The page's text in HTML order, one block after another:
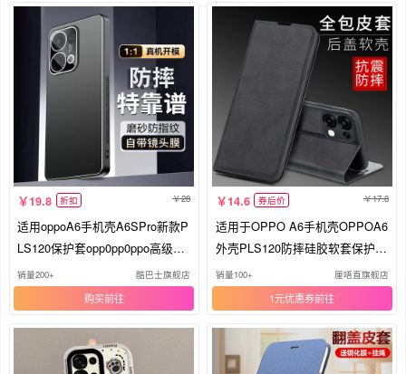
19.8 折扣 28
适用oppoA6手机壳A6SPro新款P
LS120保护套opp0pp0ppo高级感
全包opopa65G防摔opooa外壳op
pa硅胶ppoa男女OPPO
销量200+ 酷巴士旗舰店
购买
14.6 券后价 17.8
适用于OPPO A6手机壳OPPOA6
外壳PLS120防摔硅胶软套保护套
全包插卡带盖磁吸翻盖皮套男女
个性商务支架潮牌5G
销量100+ 厘唔直旗舰店
1元优惠券